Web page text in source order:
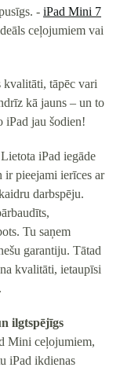
- iPad Mini 7
ceļojumiem vai
kvalitāti, tāpēc vari
kā jauns – un to
iPad jau šodien!
Lietota iPad iegāde
pieejami ierīces ar
darbspēju.
Tu saņem
garantiju. Tātad
kvalitāti, ietaupīsi
ilgtspējīgs
Mini ceļojumiem,
iPad ikdienas